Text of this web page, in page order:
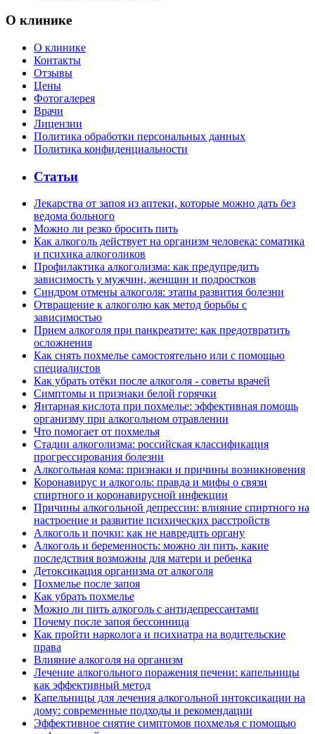
О клинике
О клинике
Контакты
Отзывы
Цены
Фотогалерея
Врачи
Лицензии
Политика обработки персональных данных
Политика конфиденциальности
Статьи
Лекарства от запоя из аптеки, которые можно дать без
ведома больного
Можно ли резко бросить пить
Как алкоголь действует на организм человека: соматика
и психика алкоголиков
Профилактика алкоголизма: как предупредить
зависимость у мужчин, женщин и подростков
Синдром отмены алкоголя: этапы развития болезни
Отвращение к алкоголю как метод борьбы с
зависимостью
Прием алкоголя при панкреатите: как предотвратить
осложнения
Как снять похмелье самостоятельно или с помощью
специалистов
Как убрать отёки после алкоголя - советы врачей
Симптомы и признаки белой горячки
Янтарная кислота при похмелье: эффективная помощь
организму при алкогольном отравлении
Что помогает от похмелья
Стадии алкоголизма: российская классификация
прогрессирования болезни
Алкогольная кома: признаки и причины возникновения
Коронавирус и алкоголь: правда и мифы о связи
спиртного и коронавирусной инфекции
Причины алкогольной депрессии: влияние спиртного на
настроение и развитие психических расстройств
Алкоголь и почки: как не навредить органу
Алкоголь и беременность: можно ли пить, какие
последствия возможны для матери и ребенка
Детоксикация организма от алкоголя
Похмелье после запоя
Как убрать похмелье
Можно ли пить алкоголь с антидепрессантами
Почему после запоя бессонница
Как пройти нарколога и психиатра на водительские
права
Влияние алкоголя на организм
Лечение алкогольного поражения печени: капельницы
как эффективный метод
Капельницы для лечения алкогольной интоксикации на
дому: современные подходы и рекомендации
Эффективное снятие симптомов похмелья с помощью